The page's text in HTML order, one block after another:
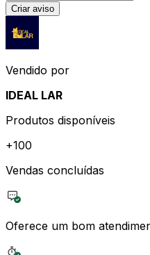
Criar aviso
Vendido por
IDEAL LAR
Produtos disponíveis
+100
Vendas concluídas
Oferece um bom